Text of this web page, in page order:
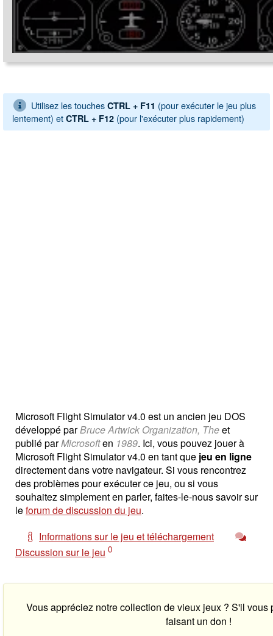
Utilisez les touches CTRL + F11 (pour exécuter le jeu plus
lentement) et CTRL + F12 (pour l'exécuter plus rapidement)
Microsoft Flight Simulator v4.0 est un ancien jeu DOS
développé parBruce Artwick Organization, Theet
publié parMicrosoften 1989. Ici, vous pouvez jouer à
Microsoft Flight Simulator v4.0 en tant que jeu en ligne
directement dans votre navigateur. Si vous rencontrez
des problèmes pour exécuter ce jeu, ou si vous
souhaitez simplement en parler, faites-le-nous savoir sur
leforum de discussion du jeu.
Informations sur le jeu et téléchargement
Discussion sur le jeu 0
Vous appréciez notre collection de vieux jeux ? S'il vous
faisant un don !